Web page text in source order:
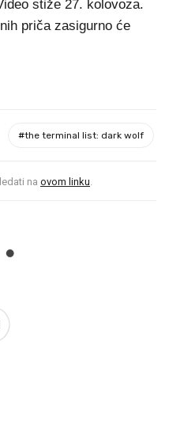
stiže 27. kolovoza.
priča zasigurno će
#the terminal list: dark wolf
na ovom linku.